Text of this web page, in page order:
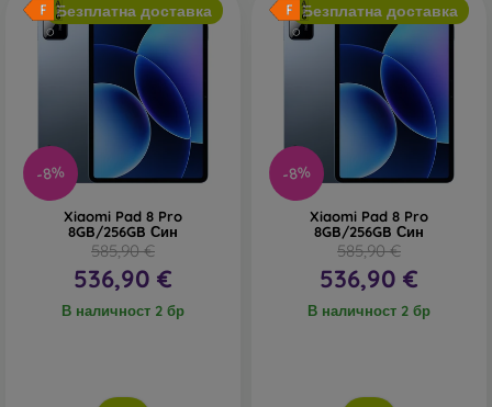
-8%
Безплатна доставка
Xiaomi Pad 8 Pro
8GB/256GB Син
585,90 €
536,90 €
В наличност 2 бр
-8%
Безплатна доставка
Xiaomi Pad 8 Pro
8GB/256GB Син
585,90 €
536,90 €
В наличност 2 бр